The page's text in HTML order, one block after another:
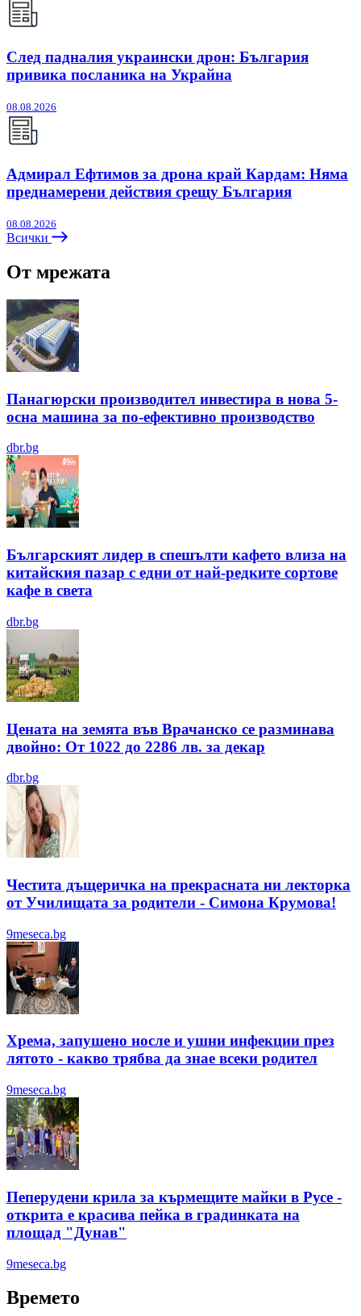
След падналия украински дрон: България
привика посланика на Украйна
08.08.2026
Адмирал Ефтимов за дрона край Кардам: Няма
преднамерени действия срещу България
08.08.2026
Всички
От мрежата
Панагюрски производител инвестира в нова 5-
осна машина за по-ефективно производство
dbr.bg
Българският лидер в спешълти кафето влиза на
китайския пазар с едни от най-редките сортове
кафе в света
dbr.bg
Цената на земята във Врачанско се разминава
двойно: От 1022 до 2286 лв. за декар
dbr.bg
Честита дъщеричка на прекрасната ни лекторка
от Училищата за родители - Симона Крумова!
9meseca.bg
Хрема, запушено носле и ушни инфекции през
лятотo - какво трябва да знае всеки родител
9meseca.bg
Пеперудени крила за кърмещите майки в Русе -
открита е красива пейка в градинката на
площад "Дунав"
9meseca.bg
Времето